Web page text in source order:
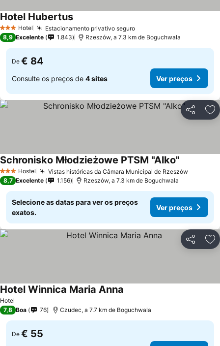
3 EstrelasHotel Estacionamento privativo seguro
Hotel Hubertus
8,9 Excelente 1.843 Rzeszów, a 7.3 km de Boguchwala
De € 84
Consulte os preços de 4 sites Ver preços
Partilhar
3 EstrelasHostel Vistas históricas da Câmara Municipal de Rzeszów
Schronisko Młodzieżowe PTSM "Alko"
8,7 Excelente 1.156 Rzeszów, a 7.3 km de Boguchwala
Selecione as datas para ver os preços
exatos.
Ver preços
Partilhar
Hotel
Hotel Winnica Maria Anna
7,8 Boa 76 Czudec, a 7.7 km de Boguchwala
De € 55